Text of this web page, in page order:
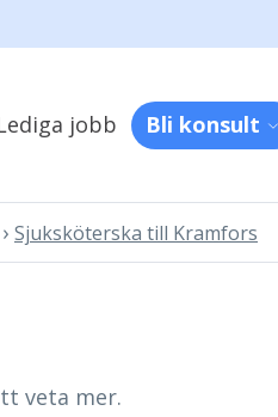
jobb Bli konsult
› Sjuksköterska till Kramfors
veta mer.